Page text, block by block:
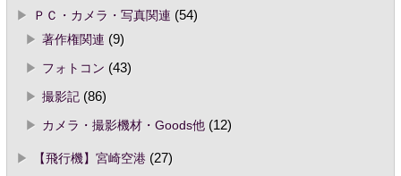
ＰＣ・カメラ・写真関連 (54)
著作権関連 (9)
フォトコン (43)
撮影記(86)
カメラ・撮影機材・Goods他(12)
【飛行機】宮崎空港(27)